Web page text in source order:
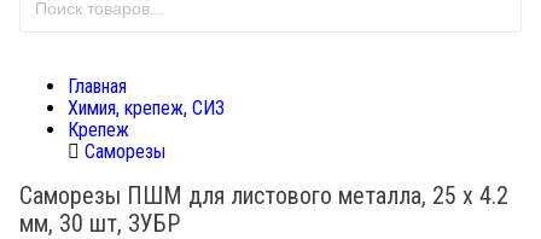
Главная
Химия, крепеж, СИЗ
Крепеж
Саморезы
Саморезы ПШМ для листового металла, 25 х 4.2
мм, 30 шт, ЗУБР